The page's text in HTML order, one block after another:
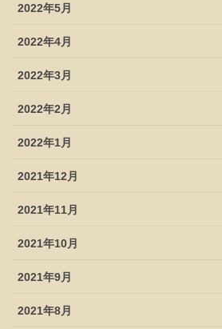
2022年5月
2022年4月
2022年3月
2022年2月
2022年1月
2021年12月
2021年11月
2021年10月
2021年9月
2021年8月